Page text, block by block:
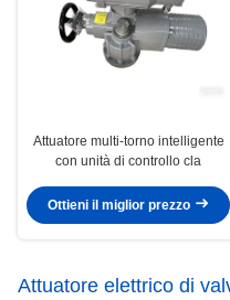
Attuatore multi-torno intelligente
con unità di controllo cla
Ottieni il miglior prezzo
Attuatore elettrico di